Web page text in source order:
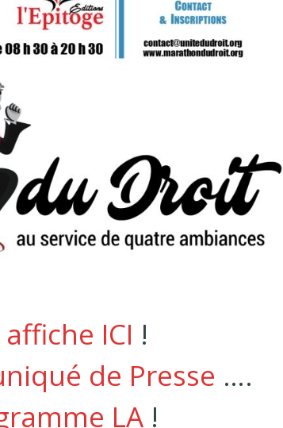
affiche ICI !
de Presse ….
LA!